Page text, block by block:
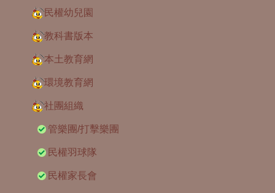
民權幼兒園
教科書版本
本土教育網
環境教育網
社團組織
管樂團/打擊樂團
民權羽球隊
民權家長會